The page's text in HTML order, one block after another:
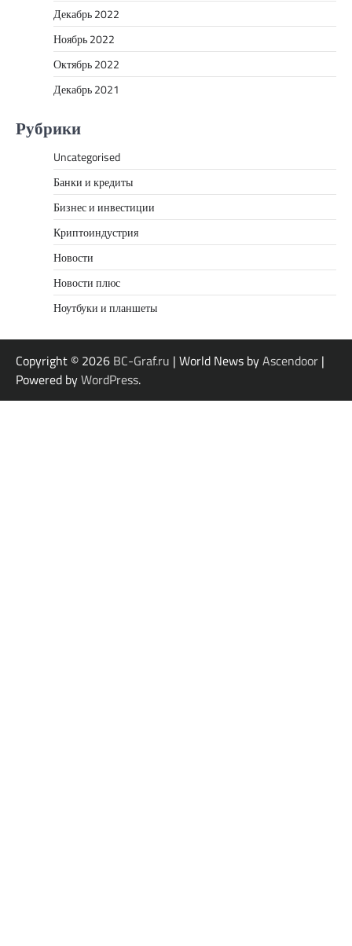
Декабрь 2022
Ноябрь 2022
Октябрь 2022
Декабрь 2021
Рубрики
Uncategorised
Банки и кредиты
Бизнес и инвестиции
Криптоиндустрия
Новости
Новости плюс
Ноутбуки и планшеты
Copyright © 2026 BC-Graf.ru | World News byAscendoor |
Powered byWordPress.